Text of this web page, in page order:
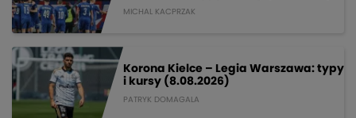
MICHAL KACPRZAK
Korona Kielce – Legia Warszawa: typy
i kursy (8.08.2026)
PATRYK DOMAGALA